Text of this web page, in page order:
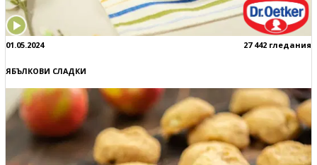
01.05.2024 27 442 гледания
ЯБЪЛКОВИ СЛАДКИ